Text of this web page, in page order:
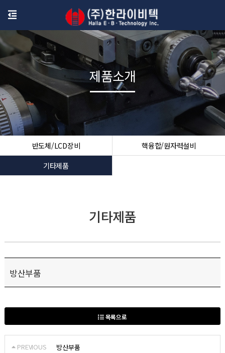
반도체/LCD장비
핵융합/원자력설비
기타제품
제품소개
기타제품
방산부품
목록으로
PREVIOUS 방산부품